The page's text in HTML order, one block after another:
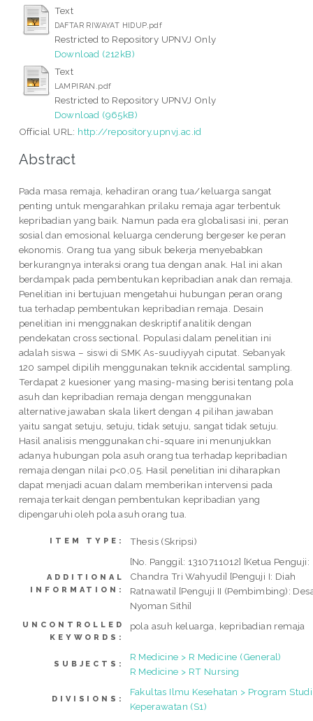
Text
DAFTAR RIWAYAT HIDUP.pdf
Restricted to Repository UPNVJ Only
Download (212kB)
Text
LAMPIRAN.pdf
Restricted to Repository UPNVJ Only
Download (965kB)
Official URL: http://repository.upnvj.ac.id
Abstract
Pada masa remaja, kehadiran orang tua/keluarga sangat
penting untuk mengarahkan prilaku remaja agar terbentuk
kepribadian yang baik. Namun pada era globalisasi ini, peran
sosial dan emosional keluarga cenderung bergeser ke peran
ekonomis. Orang tua yang sibuk bekerja menyebabkan
berkurangnya interaksi orang tua dengan anak. Hal ini akan
berdampak pada pembentukan kepribadian anak dan remaja.
Penelitian ini bertujuan mengetahui hubungan peran orang
tua terhadap pembentukan kepribadian remaja. Desain
penelitian ini menggnakan deskriptif analitik dengan
pendekatan cross sectional. Populasi dalam penelitian ini
adalah siswa – siswi di SMK As-suudiyyah ciputat. Sebanyak
120 sampel dipilih menggunakan teknik accidental sampling.
Terdapat 2 kuesioner yang masing-masing berisi tentang pola
asuh dan kepribadian remaja dengan menggunakan
alternative jawaban skala likert dengan 4 pilihan jawaban
yaitu sangat setuju, setuju, tidak setuju, sangat tidak setuju.
Hasil analisis menggunakan chi-square ini menunjukkan
adanya hubungan pola asuh orang tua terhadap kepribadian
remaja dengan nilai p<0,05. Hasil penelitian ini diharapkan
dapat menjadi acuan dalam memberikan intervensi pada
remaja terkait dengan pembentukan kepribadian yang
dipengaruhi oleh pola asuh orang tua.
ITEM TYPE: Thesis (Skripsi)
ADDITIONAL
INFORMATION:
[No. Panggil: 1310711012] [Ketua Penguji:
Chandra Tri Wahyudi] [Penguji I: Diah
Ratnawati] [Penguji II (Pembimbing):
Nyoman Sithi]
UNCONTROLLED
KEYWORDS:
pola asuh keluarga, kepribadian remaja
SUBJECTS:
R Medicine > R Medicine (General)
R Medicine > RT Nursing
DIVISIONS:
Fakultas Ilmu Kesehatan > Program Studi
Keperawatan (S1)